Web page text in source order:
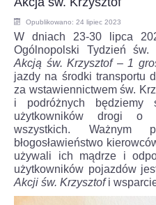
Opublikowano: 24 lipiec 2023
W dniach 23-30 lipca
Ogólnopolski Tydzień
Akcją św. Krzysztof – 1
jazdy na środki transportu
za wstawiennictwem św.
i podróżnych będziemy
użytkowników drogi o
wszystkich. Ważnym
błogosławieństwo
używali ich mądrze i
użytkowników pojazdów
Akcji św. Krzysztofi